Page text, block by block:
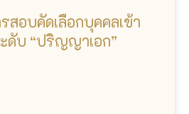
สอบคัดเลือกบุคคลเข้า
ดับ “ปริญญาเอก”